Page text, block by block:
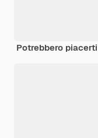
Potrebbero